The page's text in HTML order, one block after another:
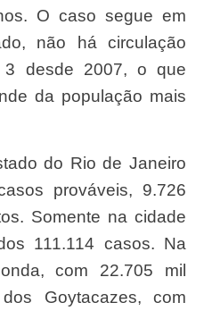
O caso segue em
não há circulação
3 desde 2007, o que
da população mais
prováveis, 9.726
Somente na cidade
111.114 casos. Na
com 22.705 mil
Goytacazes, com